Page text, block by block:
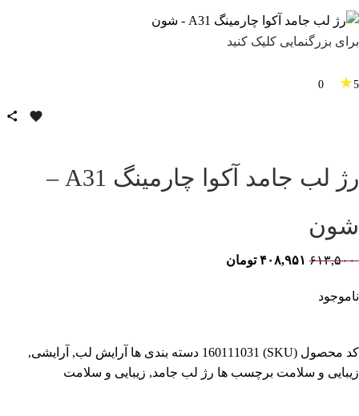
برای بزرگنمایی کلیک کنید
5
★
رژ لب جامد آکوا چارمینگ A31 –
شون
۶۱۳,۵۰۰ ۴۰۸,۹۵۱ تومان
ناموجود
کد محصول (SKU) 160111031 دسته بندی ها آرایش لب, آرایشی,
زیبایی و سلامت برچسب ها رژ لب جامد, زیبایی و سلامت